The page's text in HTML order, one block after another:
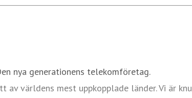
nya generationens telekomföretag.
världens mest uppkopplade länder. Vi är